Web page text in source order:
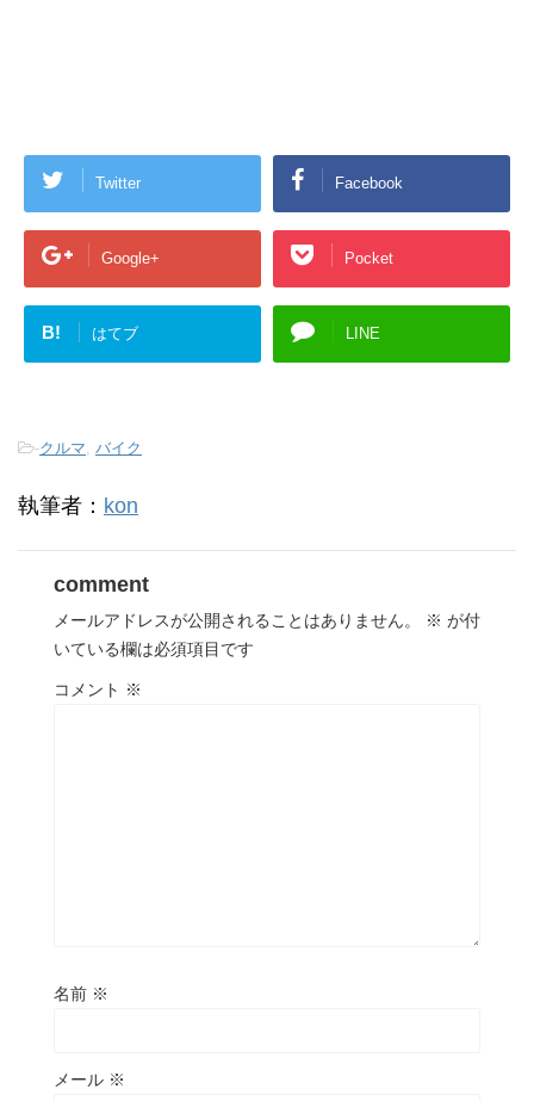
Twitter Facebook
Google+ Pocket
B! はてブ LINE
-クルマ バイク
執筆者： kon
comment
メールアドレスが公開されることはありません。 ※ が付
いている欄は必須項目です
コメント ※
名前 ※
メール ※